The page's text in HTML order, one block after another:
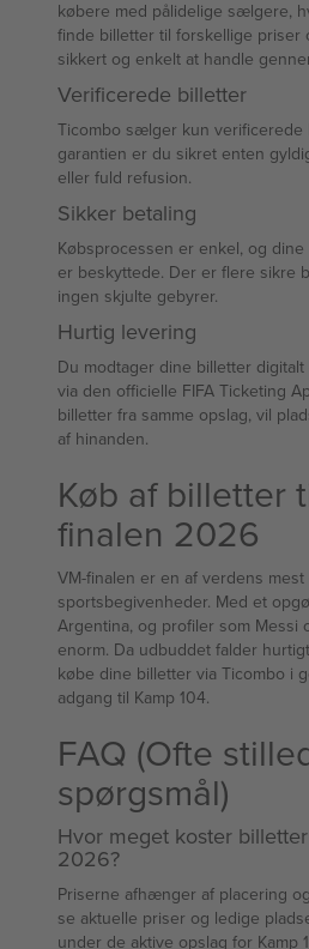
købere med pålidelige sælgere,
finde billetter til forskellige priser
sikkert og enkelt at handle
Verificerede billetter
Ticombo sælger kun verificerede
garantien er du sikret enten
eller fuld refusion.
Sikker betaling
Købsprocessen er enkel, og
er beskyttede. Der er flere sikre
ingen skjulte gebyrer.
Hurtig levering
Du modtager dine billetter
via den officielle FIFA Ticketing
billetter fra samme opslag, vil
af hinanden.
Køb af billetter
finalen 2026
VM-finalen er en af verdens
sportsbegivenheder. Med et
Argentina, og profiler som Messi
enorm. Da udbuddet falder
købe dine billetter via Ticombo i
adgang til Kamp 104.
FAQ (Ofte
spørgsmål)
Hvor meget koster
2026?
Priserne afhænger af placering
se aktuelle priser og ledige
under de aktive opslag for Kamp